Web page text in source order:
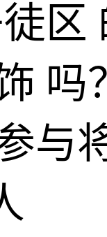
区
吗？
与